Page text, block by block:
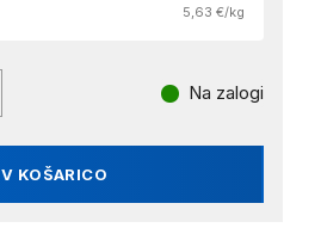
5,63 €/kg
V KOŠARICO
Na zalogi